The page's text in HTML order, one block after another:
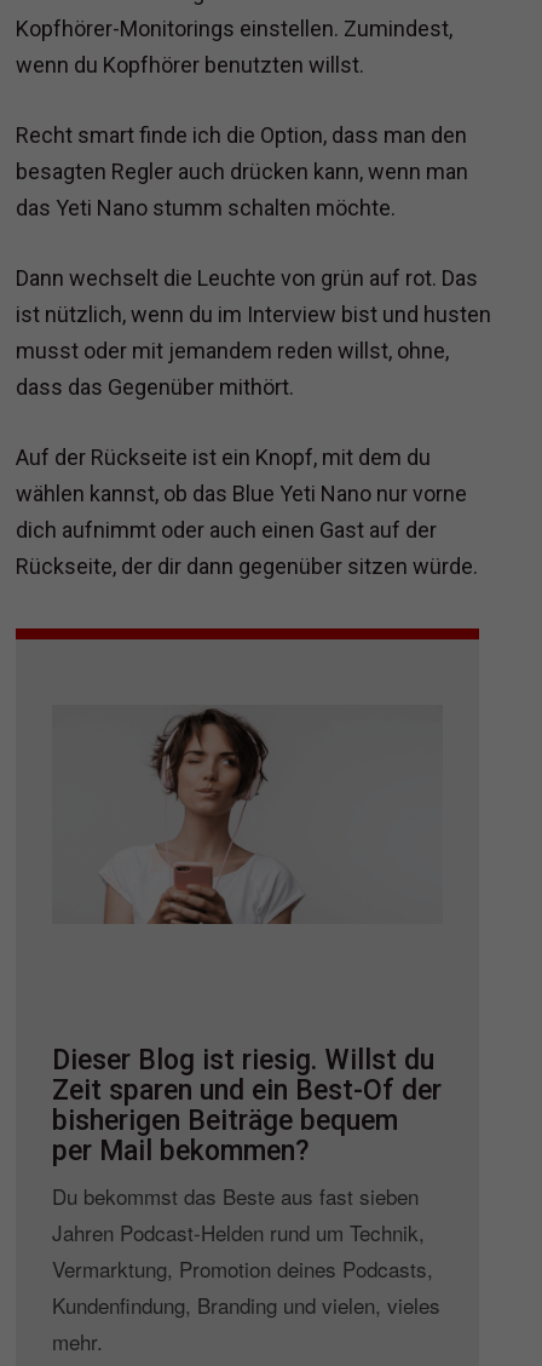
Kopfhörer-Monitorings einstellen. Zumindest,
wenn du Kopfhörer benutzten willst.
Recht smart finde ich die Option, dass man den
besagten Regler auch drücken kann, wenn man
das Yeti Nano stumm schalten möchte.
Dann wechselt die Leuchte von grün auf rot. Das
ist nützlich, wenn du im Interview bist und husten
musst oder mit jemandem reden willst, ohne,
dass das Gegenüber mithört.
Auf der Rückseite ist ein Knopf, mit dem du
wählen kannst, ob das Blue Yeti Nano nur vorne
dich aufnimmt oder auch einen Gast auf der
Rückseite, der dir dann gegenüber sitzen würde.
Dieser Blog ist riesig. Willst du
Zeit sparen und ein Best-Of der
bisherigen Beiträge bequem
per Mail bekommen?
Du bekommst das Beste aus fast sieben
Jahren Podcast-Helden rund um Technik,
Vermarktung, Promotion deines Podcasts,
Kundenfindung, Branding und vielen, vieles
mehr.